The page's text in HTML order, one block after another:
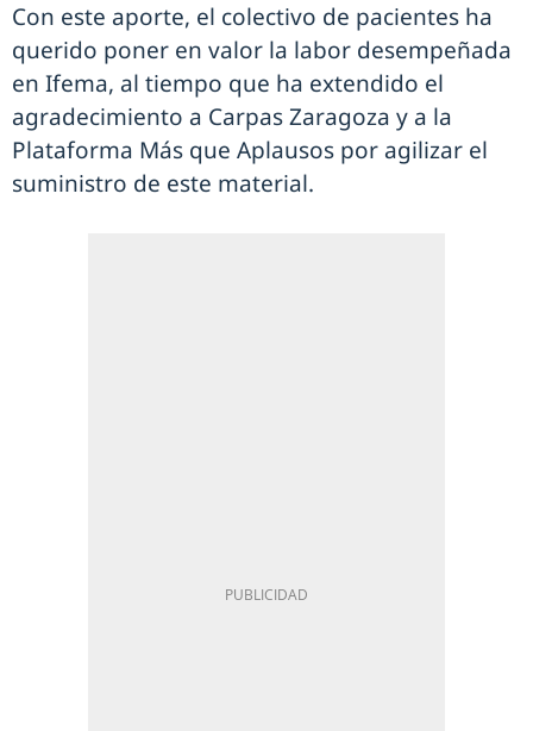
Con este aporte, el colectivo de pacientes ha
querido poner en valor la labor desempeñada
en Ifema, al tiempo que ha extendido el
agradecimiento a Carpas Zaragoza y a la
Plataforma Más que Aplausos por agilizar el
suministro de este material.